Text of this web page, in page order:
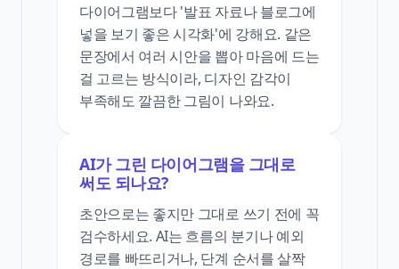
다이어그램보다 '발표 자료나 블로그에
넣을 보기 좋은 시각화'에 강해요. 같은
문장에서 여러 시안을 뽑아 마음에 드는
걸 고르는 방식이라, 디자인 감각이
부족해도 깔끔한 그림이 나와요.
AI가 그린 다이어그램을 그대로
써도 되나요?
초안으로는 좋지만 그대로 쓰기 전에 꼭
검수하세요. AI는 흐름의 분기나 예외
경로를 빠뜨리거나, 단계 순서를 살짝